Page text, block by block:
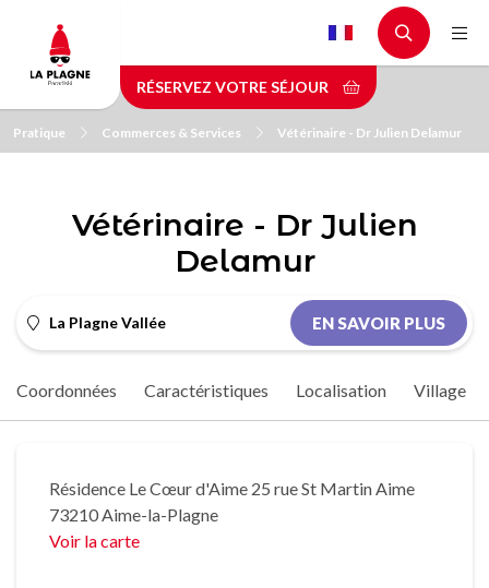
contenu
principal
RÉSERVEZ VOTRE SÉJOUR
Pratique Commerces & Services Vétérinaire - Dr Julien Delamur
Vétérinaire - Dr Julien
Delamur
La Plagne Vallée EN SAVOIR PLUS
Coordonnées Caractéristiques Localisation Village
Résidence Le Cœur d'Aime 25 rue St Martin Aime
73210 Aime-la-Plagne
Voir la carte